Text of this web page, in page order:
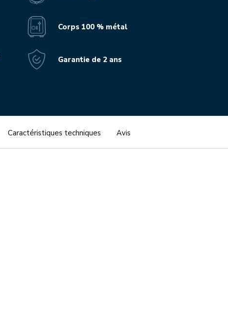
Corps 100 % métal
Garantie de 2 ans
Caractéristiques techniques Avis